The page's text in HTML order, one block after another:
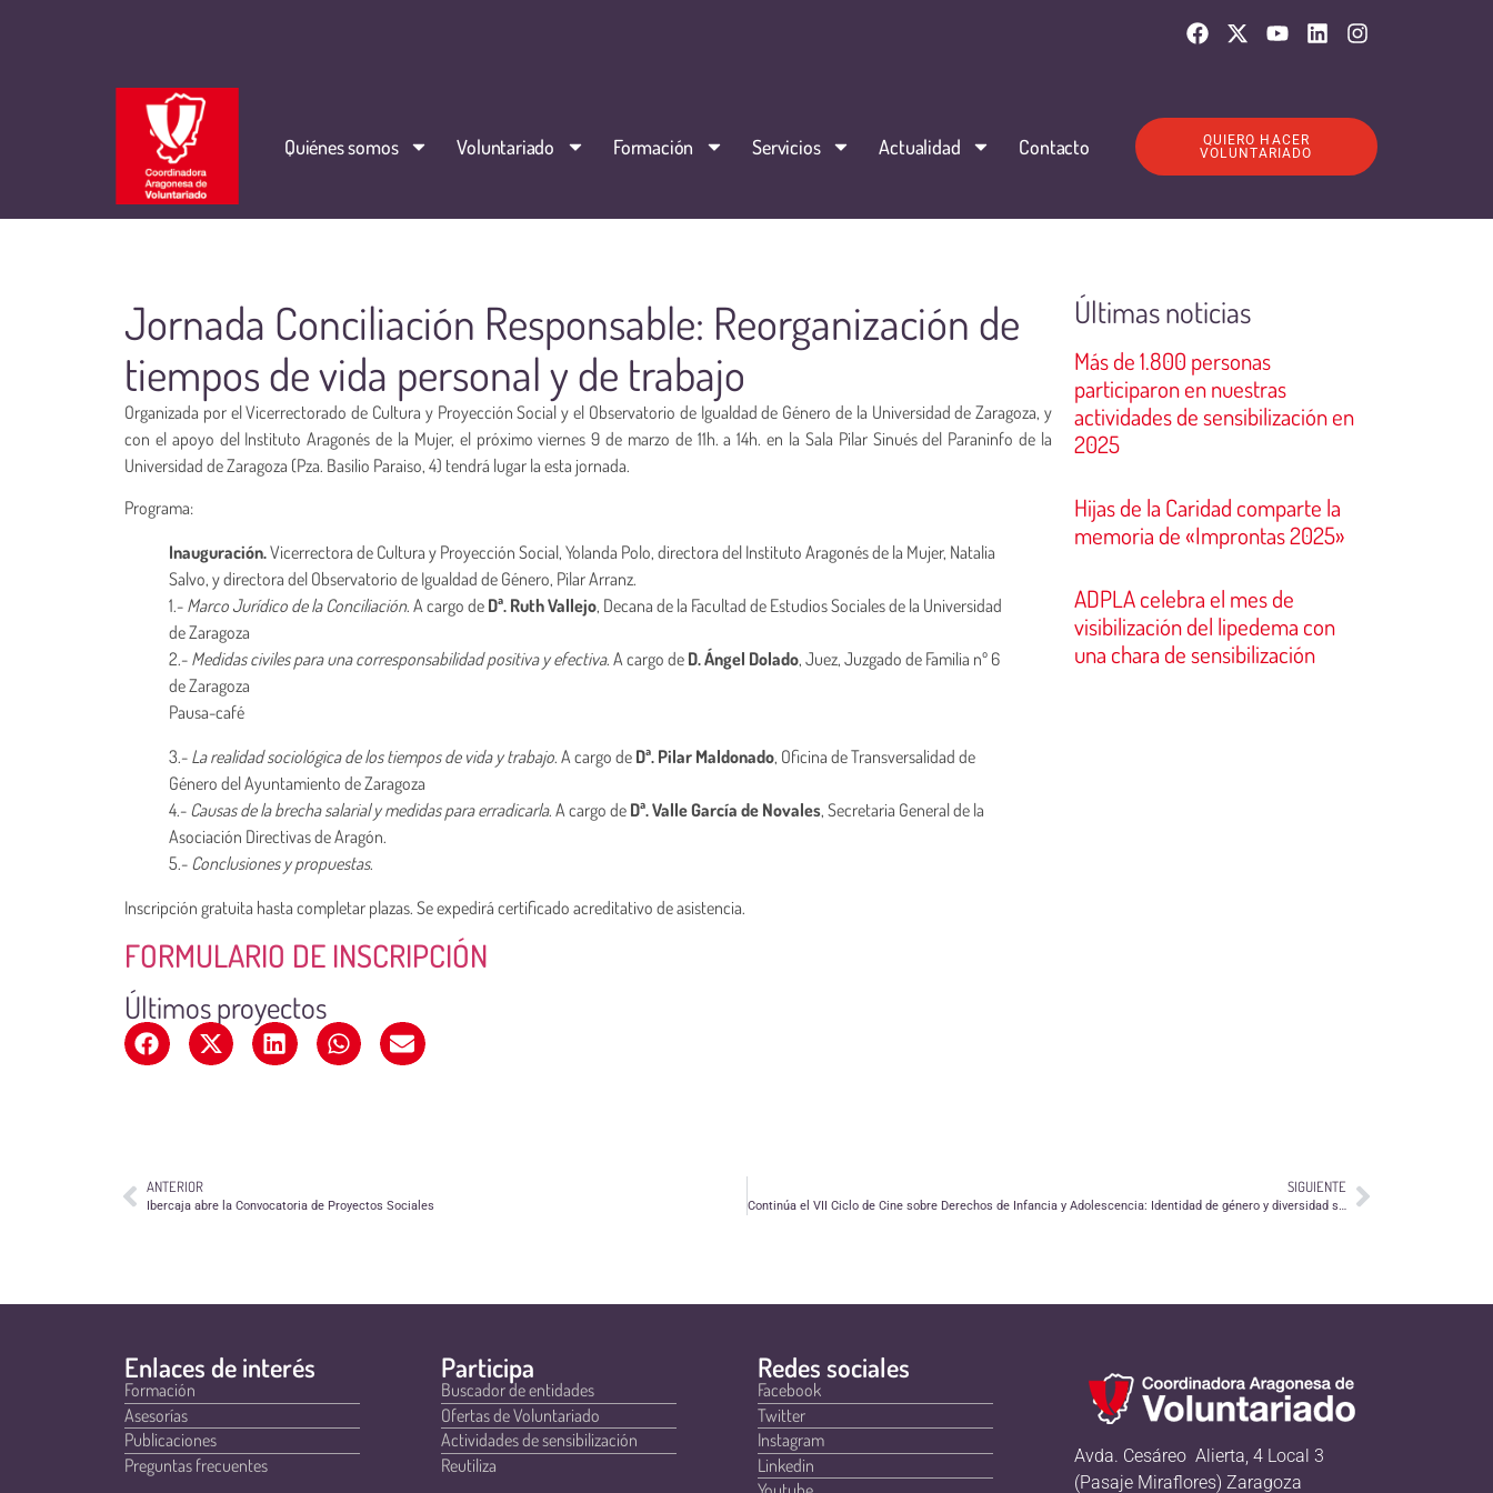
Quiénes somos Voluntariado Formación Servicios Actualidad Contacto
QUIERO HACER
VOLUNTARIADO
Jornada Conciliación Responsable: Reorganización de
tiempos de vida personal y de trabajo
Organizada por el Vicerrectorado de Cultura y Proyección Social y el Observatorio de Igualdad de Género de la Universidad de Zaragoza, y
con el apoyo del Instituto Aragonés de la Mujer, el próximo viernes 9 de marzo de 11h. a 14h. en la Sala Pilar Sinués del Paraninfo de la
Universidad de Zaragoza (Pza. Basilio Paraiso, 4) tendrá lugar la esta jornada.
Programa:
Inauguración.Vicerrectora de Cultura y Proyección Social, Yolanda Polo, directora del Instituto Aragonés de la Mujer, Natalia
Salvo, y directora del Observatorio de Igualdad de Género, Pilar Arranz.
1.- Marco Jurídico de la Conciliación. A cargo de Dª. Ruth Vallejo, Decana de la Facultad de Estudios Sociales de la Universidad
de Zaragoza
2.- Medidas civiles para una corresponsabilidad positiva y efectiva. A cargo de D. Ángel Dolado, Juez, Juzgado de Familia nº 6
de Zaragoza
Pausa-café
3.- La realidad sociológica de los tiempos de vida y trabajo. A cargo de Dª. Pilar Maldonado, Oficina de Transversalidad de
Género del Ayuntamiento de Zaragoza
4.- Causas de la brecha salarial y medidas para erradicarla. A cargo de Dª. Valle García de Novales, Secretaria General de la
Asociación Directivas de Aragón.
5.- Conclusiones y propuestas.
Inscripción gratuita hasta completar plazas. Se expedirá certificado acreditativo de asistencia.
FORMULARIO DE INSCRIPCIÓN
Últimos proyectos
Últimas noticias
Más de 1.800 personas
participaron en nuestras
actividades de sensibilización en
2025
Hijas de la Caridad comparte la
memoria de «Improntas 2025»
ADPLA celebra el mes de
visibilización del lipedema con
una chara de sensibilización
ANTERIOR
Ibercaja abre la Convocatoria de Proyectos Sociales
SIGUIENTE
Continúa el VII Ciclo de Cine sobre Derechos de Infancia y Adolescencia: Identidad de género y diversidad sexual
Enlaces de interés
Formación
Asesorías
Publicaciones
Preguntas frecuentes
Participa
Buscador de entidades
Ofertas de Voluntariado
Actividades de sensibilización
Reutiliza
Redes sociales
Facebook
Twitter
Instagram
Linkedin
Avda. Cesáreo Alierta, 4 Local 3
(Pasaje Miraflores) Zaragoza